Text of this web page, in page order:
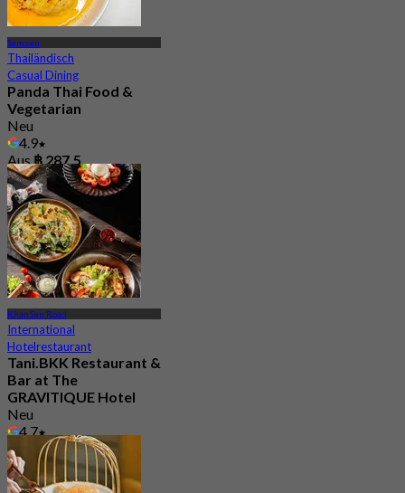
Samsen
Thailändisch
Casual Dining
Panda Thai Food &
Vegetarian
Neu
4.9
Aus฿ 287.5
Khao San Road
International
Hotelrestaurant
Tani.BKK Restaurant &
Bar at The
GRAVITIQUE Hotel
Neu
4.7
Aus
฿ 530